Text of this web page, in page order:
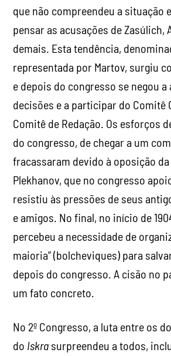
que não compreendeu a situação
pensar as acusações de Zasúlich,
demais. Esta tendência,
representada por Martov, surgiu
e depois do congresso se negou a
decisões e a participar do Comitê
Comitê de Redação. Os esforços
do congresso, de chegar a um
fracassaram devido à oposição
Plekhanov, que no congresso
resistiu às pressões de seus
e amigos. No final, no início de
percebeu a necessidade de
maioria” (bolcheviques) para
depois do congresso. A cisão no
um fato concreto.
No 2º Congresso, a luta entre os
do Iskra surpreendeu a todos,